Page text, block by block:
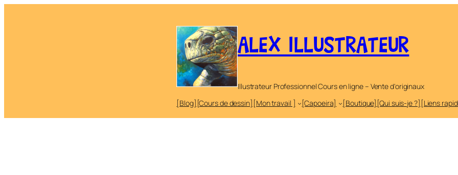
ALEX ILLUSTRATEUR
Illustrateur Professionnel Cours en ligne – Vente d'originaux
[Blog] [Cours de dessin] [Mon travail ] [Capoeira] [Boutique] [Qui suis-je ?] [Liens